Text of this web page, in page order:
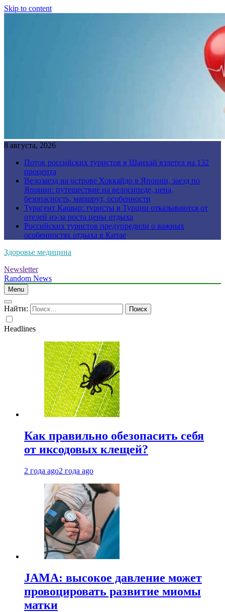
Skip to content
8 августа, 2026
Поток российских туристов в Шанхай взлетел на 132
процента
Велозаезд на острове Хоккайдо в Японии, заезд по
Японии: путешествие на велосипеде, цена,
безопасность, маршрут, особенности
Турагент Кашыр: туристы в Турции отказываются от
отелей из-за роста цены отдыха
Российских туристов предупредили о важных
особенностях отдыха в Китае
Здоровье медицина
Newsletter
Random News
Menu
Найти:
Headlines
Как правильно обезопасить себя
от иксодовых клещей?
2 года ago2 года ago
JAMA: высокое давление может
провоцировать развитие миомы
матки